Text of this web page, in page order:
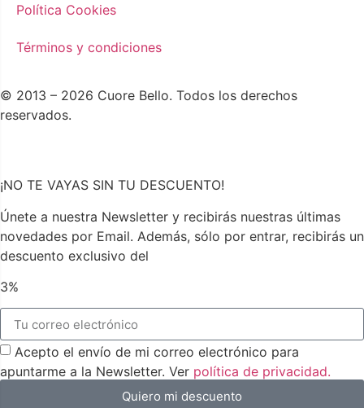
Política Cookies
Términos y condiciones
© 2013 – 2026 Cuore Bello. Todos los derechos
reservados.
¡NO TE VAYAS SIN TU DESCUENTO!
Únete a nuestra Newsletter y recibirás nuestras últimas
novedades por Email. Además, sólo por entrar, recibirás un
descuento exclusivo del
3%
Acepto el envío de mi correo electrónico para
apuntarme a la Newsletter. Ver política de privacidad.
Quiero mi descuento